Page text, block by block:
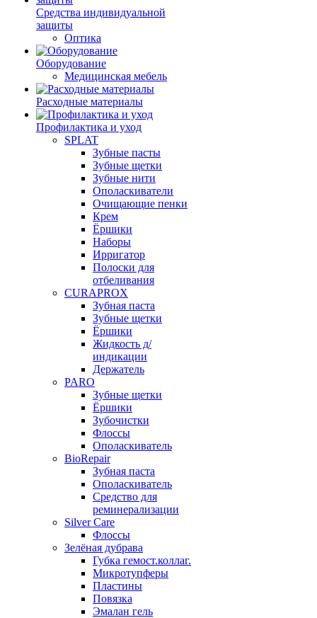
Средства индивидуальной
защиты
Оптика
Оборудование
Медицинская мебель
Расходные материалы
Профилактика и уход
SPLAT
Зубные пасты
Зубные щетки
Зубные нити
Ополаскиватели
Очищающие пенки
Крем
Ёршики
Наборы
Ирригатор
Полоски для
отбеливания
CURAPROX
Зубная паста
Зубные щетки
Ёршики
Жидкость д/
индикации
Держатель
PARO
Зубные щетки
Ёршики
Зубочистки
Флоссы
Ополаскиватель
BioRepair
Зубная паста
Ополаскиватель
Средство для
реминерализации
Silver Care
Флоссы
Зелёная дубрава
Губка гемост.коллаг.
Микротупферы
Пластины
Повязка
Эмалан гель